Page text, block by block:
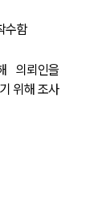
수함
뢰인을
위해 조사